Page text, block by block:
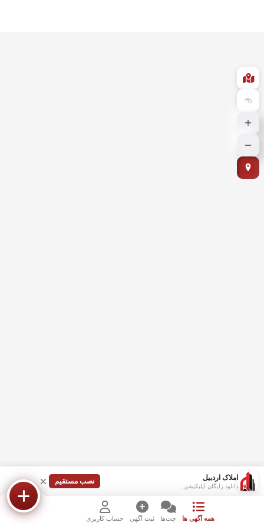
املاک اردبیل
دانلود رایگان اپلیکیشن
نصب مستقیم
همه آگهی ها چت‌ها ثبت آگهی حساب کاربری